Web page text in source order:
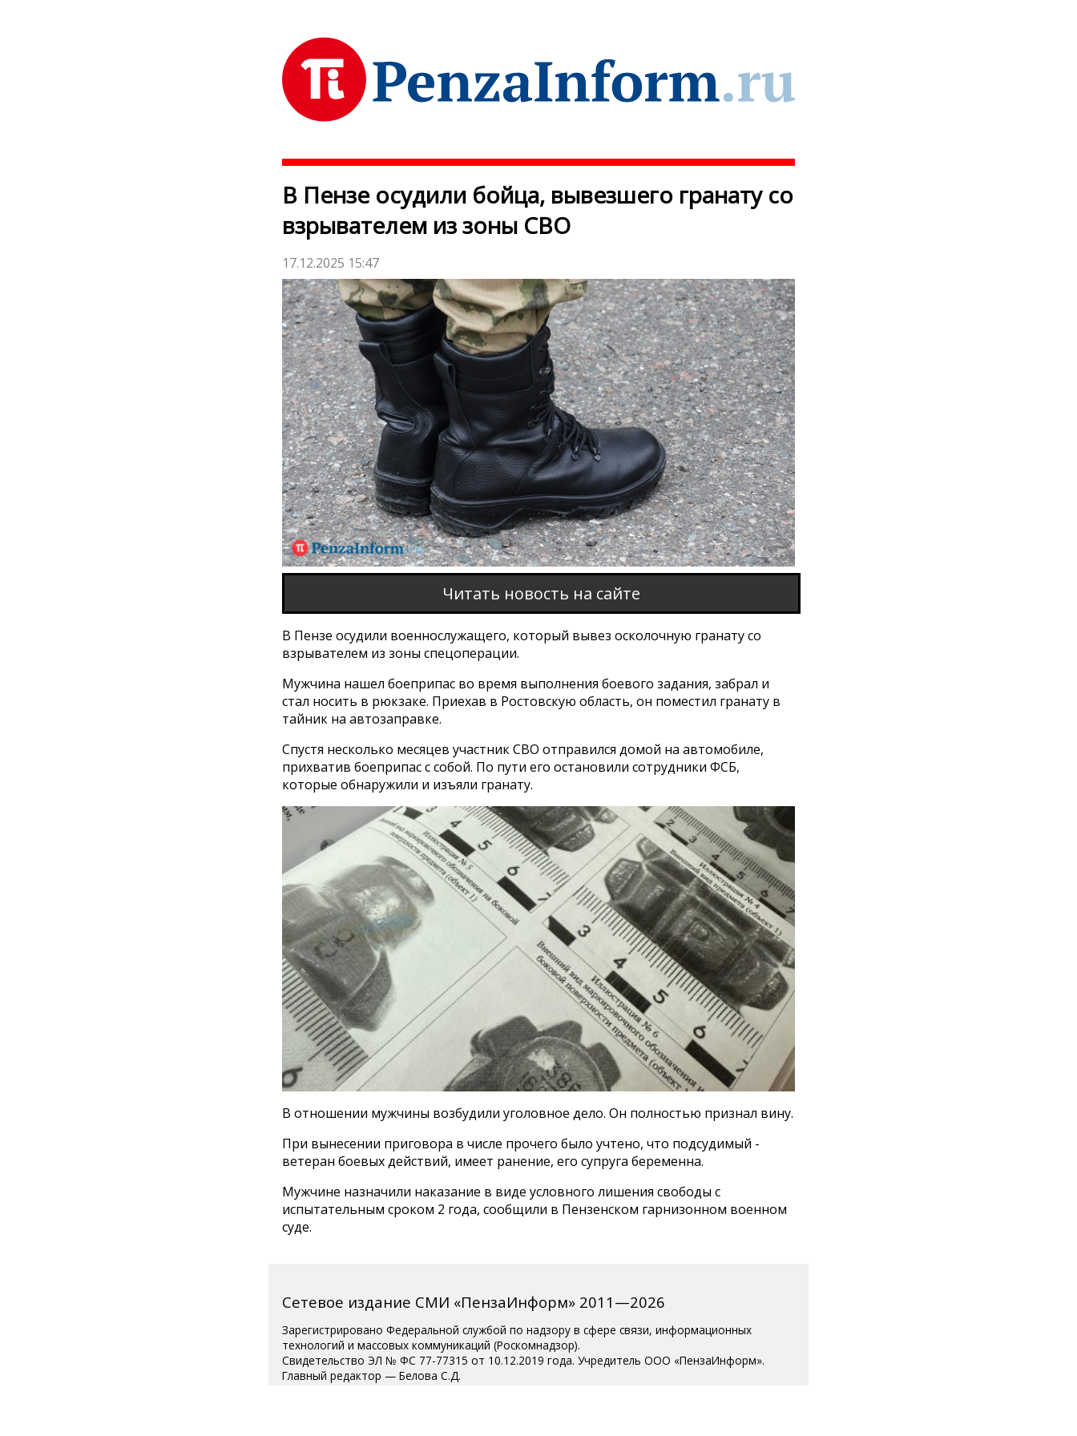
В Пензе осудили бойца, вывезшего гранату со
взрывателем из зоны СВО
17.12.2025 15:47
Читать новость на сайте
В Пензе осудили военнослужащего, который вывез осколочную гранату со
взрывателем из зоны спецоперации.
Мужчина нашел боеприпас во время выполнения боевого задания, забрал и
стал носить в рюкзаке. Приехав в Ростовскую область, он поместил гранату в
тайник на автозаправке.
Спустя несколько месяцев участник СВО отправился домой на автомобиле,
прихватив боеприпас с собой. По пути его остановили сотрудники ФСБ,
которые обнаружили и изъяли гранату.
В отношении мужчины возбудили уголовное дело. Он полностью признал вину.
При вынесении приговора в числе прочего было учтено, что подсудимый -
ветеран боевых действий, имеет ранение, его супруга беременна.
Мужчине назначили наказание в виде условного лишения свободы с
испытательным сроком 2 года, сообщили в Пензенском гарнизонном военном
суде.
Сетевое издание СМИ «ПензаИнформ» 2011—2026
Зарегистрировано Федеральной службой по надзору в сфере связи, информационных
технологий и массовых коммуникаций (Роскомнадзор).
Свидетельство ЭЛ № ФС 77-77315 от 10.12.2019 года. Учредитель ООО «ПензаИнформ».
Главный редактор — Белова С.Д.